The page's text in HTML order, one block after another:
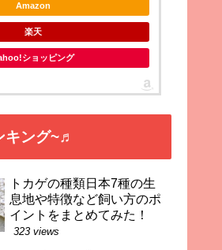
Amazon
楽天
ショッピング
キング~♬
トカゲの種類日本7種の生
息地や特徴など飼い方のポ
イントをまとめてみた！
323 views